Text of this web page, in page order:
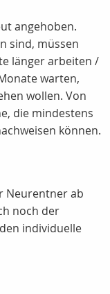
angehoben.
sind, müssen
länger arbeiten /
warten,
wollen. Von
die mindestens
können.
Neurentner ab
noch der
individuelle